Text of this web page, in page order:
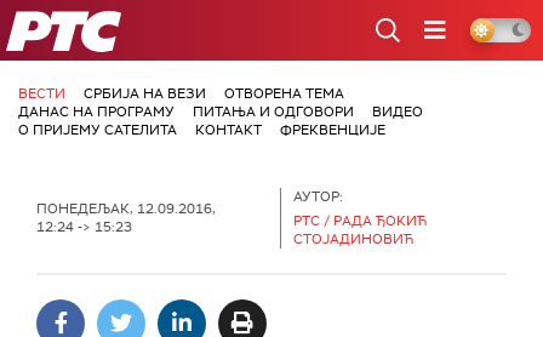
РТС
ВЕСТИ СРБИЈА НА ВЕЗИ
ОТВОРЕНА ТЕМА
ДАНАС НА ПРОГРАМУ
ПИТАЊА И ОДГОВОРИ
ВИДЕО
О ПРИЈЕМУ САТЕЛИТА
КОНТАКТ ФРЕКВЕНЦИЈЕ
ПОНЕДЕЉАК, 12.09.2016,
12:24 -> 15:23
АУТОР:
РТС / РАДА ЂОКИЋ
СТОЈАДИНОВИЋ